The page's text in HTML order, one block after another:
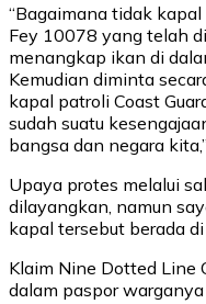
“Bagaimana tidak
Fey 10078 yang telah
menangkap ikan di
Kemudian diminta
kapal patroli Coast
sudah suatu
bangsa dan negara
Upaya protes melalui
dilayangkan, namun
kapal tersebut berada
Klaim Nine Dotted Line
dalam paspor